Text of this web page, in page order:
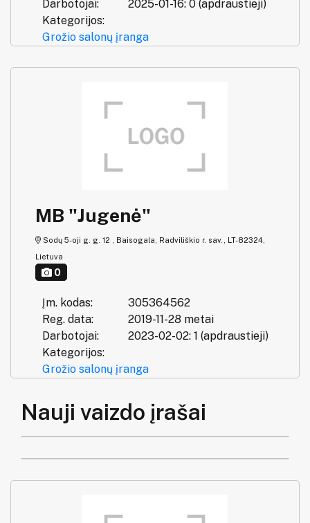
Darbotojai:
2025-01-16: 0 (apdraustieji)
Kategorijos:
Grožio salonų įranga
MB "Jugenė"
Sodų 5-oji g. g. 12 , Baisogala, Radviliškio r. sav., LT-82324,
Lietuva
0
Įm. kodas:
305364562
Reg. data:
2019-11-28 metai
Darbotojai:
2023-02-02: 1 (apdraustieji)
Kategorijos:
Grožio salonų įranga
Nauji vaizdo įrašai